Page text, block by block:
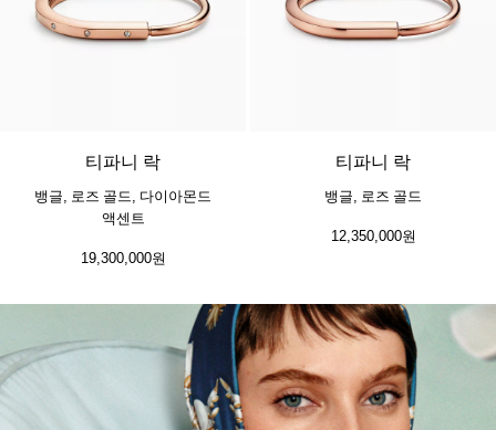
티파니 락
뱅글, 로즈 골드, 다이아몬드
액센트
19,300,000원
티파니 락
뱅글, 로즈 골드
12,350,000원